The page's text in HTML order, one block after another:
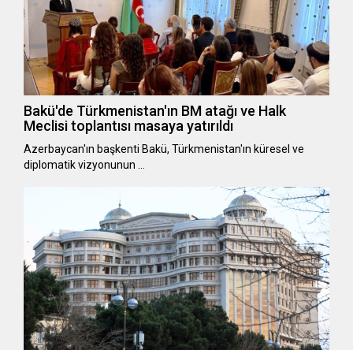
Bakü'de Türkmenistan'ın BM atağı ve Halk
Meclisi toplantısı masaya yatırıldı
Azerbaycan'ın başkenti Bakü, Türkmenistan'ın küresel ve
diplomatik vizyonunun …